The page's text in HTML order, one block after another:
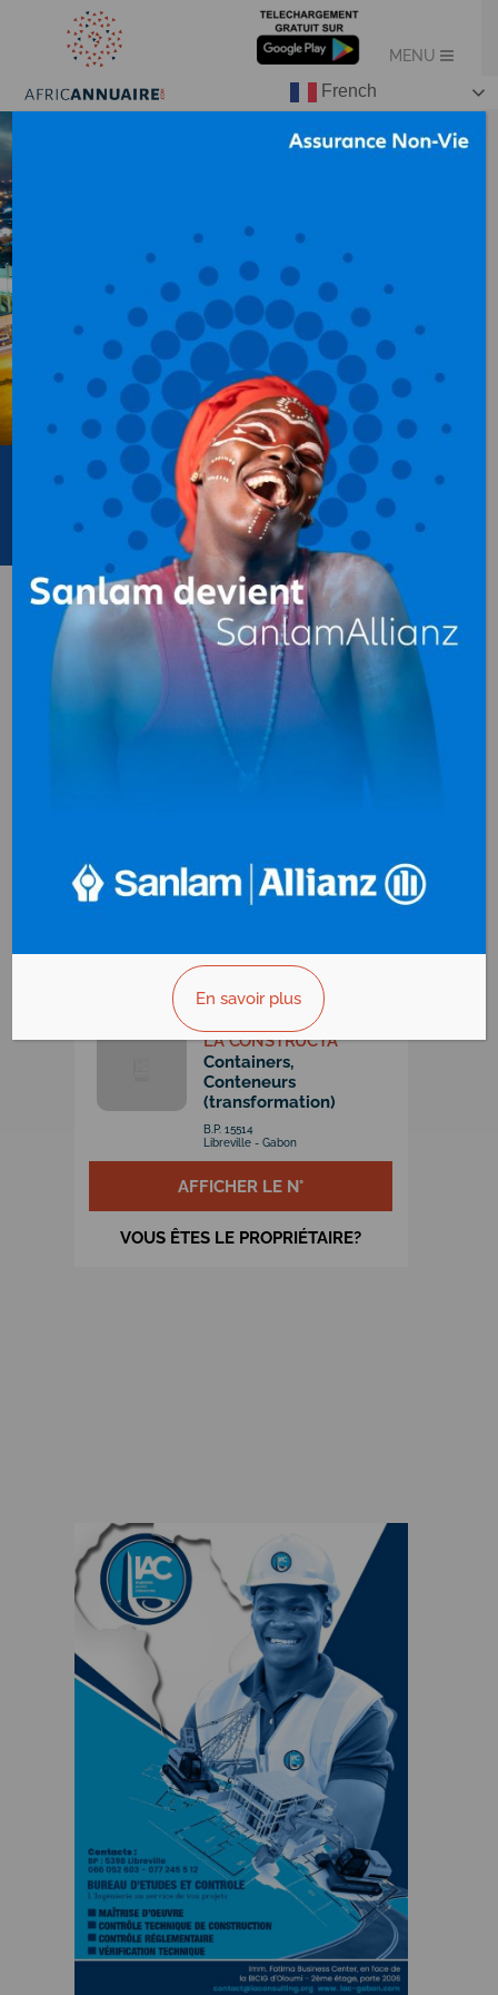
Containers, Conteneurs
(transformation)
auGabon
ASE CORPORATION
Libreville - Gabon
AFFICHER LE N°
VOUS ÊTES LE PROPRIÉTAIRE?
LA CONSTRUCTA
Containers,
Conteneurs
(transformation)
B.P. 15514
Libreville - Gabon
AFFICHER LE N°
VOUS ÊTES LE PROPRIÉTAIRE?
French
En savoir plus